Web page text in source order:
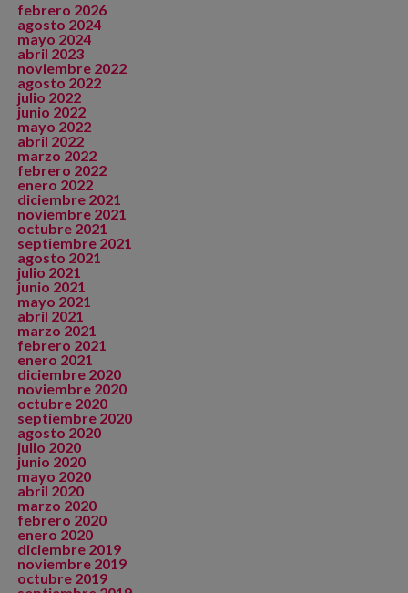
febrero 2026
agosto 2024
mayo 2024
abril 2023
noviembre 2022
agosto 2022
julio 2022
junio 2022
mayo 2022
abril 2022
marzo 2022
febrero 2022
enero 2022
diciembre 2021
noviembre 2021
octubre 2021
septiembre 2021
agosto 2021
julio 2021
junio 2021
mayo 2021
abril 2021
marzo 2021
febrero 2021
enero 2021
diciembre 2020
noviembre 2020
octubre 2020
septiembre 2020
agosto 2020
julio 2020
junio 2020
mayo 2020
abril 2020
marzo 2020
febrero 2020
enero 2020
diciembre 2019
noviembre 2019
octubre 2019